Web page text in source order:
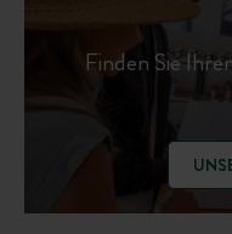
Finden Sie